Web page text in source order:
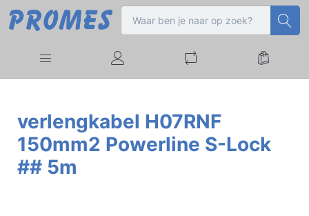
verlengkabel H07RNF
150mm2 Powerline S-Lock
## 5m